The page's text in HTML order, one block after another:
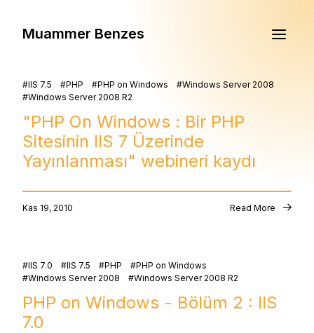
Muammer Benzes
IIS 7.5 PHP PHP on Windows
Windows Server 2008
Windows Server 2008 R2
"PHP On Windows : Bir PHP
Sitesinin IIS 7 Üzerinde
Yayınlanması" webineri kaydı
Kas 19, 2010 Read More
IIS 7.0 IIS 7.5 PHP
PHP on Windows
Windows Server 2008
Windows Server 2008 R2
PHP on Windows - Bölüm 2 : IIS
7.0